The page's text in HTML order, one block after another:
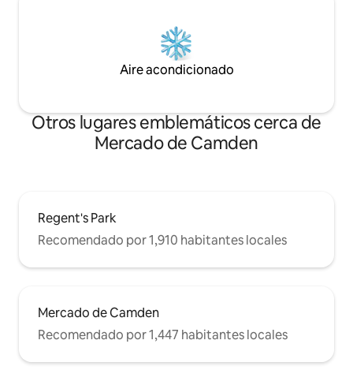
Aire acondicionado
Otros lugares emblemáticos cerca de
Mercado de Camden
Regent's Park
Recomendado por 1,910 habitantes locales
Mercado de Camden
Recomendado por 1,447 habitantes locales